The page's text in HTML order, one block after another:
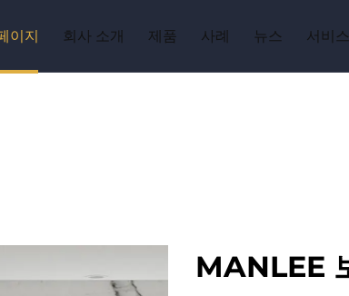
이지 회사 소개 제품 사례 뉴스 서비스
MANLEE